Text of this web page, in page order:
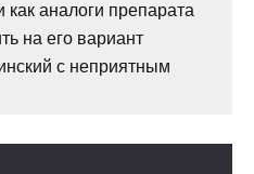
аналоги препарата
на его вариант
с неприятным